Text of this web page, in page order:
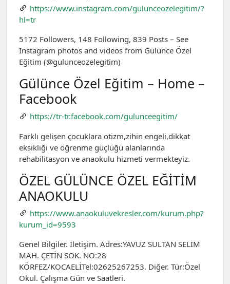
https://www.instagram.com/gulunceozelegitim/?
hl=tr
5172 Followers, 148 Following, 839 Posts – See
Instagram photos and videos from Gülünce Özel
Eğitim (@gulunceozelegitim)
Gülünce Özel Eğitim – Home –
Facebook
https://tr-tr.facebook.com/gulunceegitim/
Farklı gelişen çocuklara otizm,zihin engeli,dikkat
eksikliği ve öğrenme güçlüğü alanlarında
rehabilitasyon ve anaokulu hizmeti vermekteyiz.
ÖZEL GÜLÜNCE ÖZEL EĞİTİM
ANAOKULU
https://www.anaokuluvekresler.com/kurum.php?
kurum_id=9593
Genel Bilgiler. İletişim. Adres:YAVUZ SULTAN SELİM
MAH. ÇETİN SOK. NO:28
KÖRFEZ/KOCAELİTel:02625267253. Diğer. Tür:Özel
Okul. Çalışma Gün ve Saatleri.